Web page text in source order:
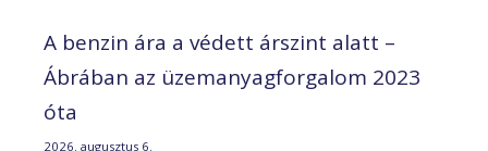
A benzin ára a védett árszint alatt –
Ábrában az üzemanyagforgalom 2023
óta
2026. augusztus 6.